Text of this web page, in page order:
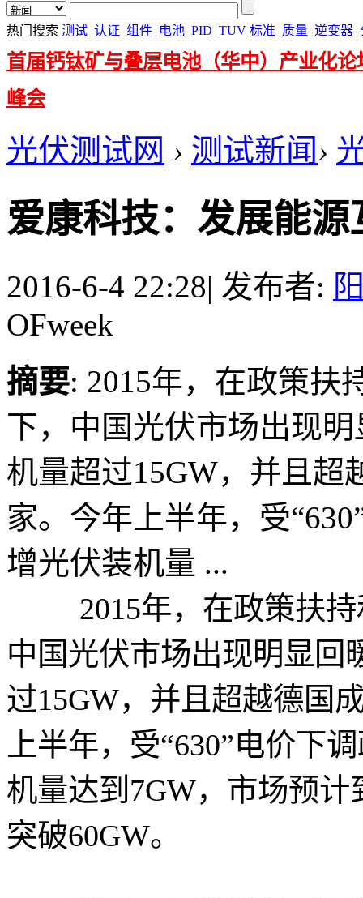
热门搜索 测试 认证 组件 电池 PID TUV 标准 质量 逆变器
首届钙钛矿与叠层电池（华中）产业化论
峰会
光伏测试网 › 测试新闻›
爱康科技：发展能
2016-6-4 22:28| 发布者:
OFweek
摘要: 2015年，在政策扶
下，中国光伏市场出现
机量超过15GW，并且超
家。今年上半年，受
增光伏装机量 ...
2015年，在政策扶持
中国光伏市场出现明显回
过15GW，并且超越德国
上半年，受“630”电价下
机量达到7GW，市场预
突破60GW。